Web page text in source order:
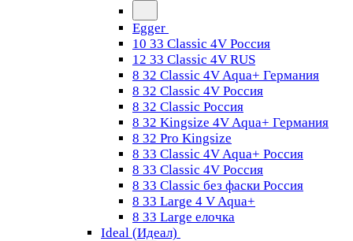
Egger
10 33 Classic 4V Россия
12 33 Classic 4V RUS
8 32 Classic 4V Aqua+ Германия
8 32 Classic 4V Россия
8 32 Classic Россия
8 32 Kingsize 4V Aqua+ Германия
8 32 Pro Kingsize
8 33 Classic 4V Aqua+ Россия
8 33 Classic 4V Россия
8 33 Classic без фаски Россия
8 33 Large 4 V Aqua+
8 33 Large елочка
Ideal (Идеал)